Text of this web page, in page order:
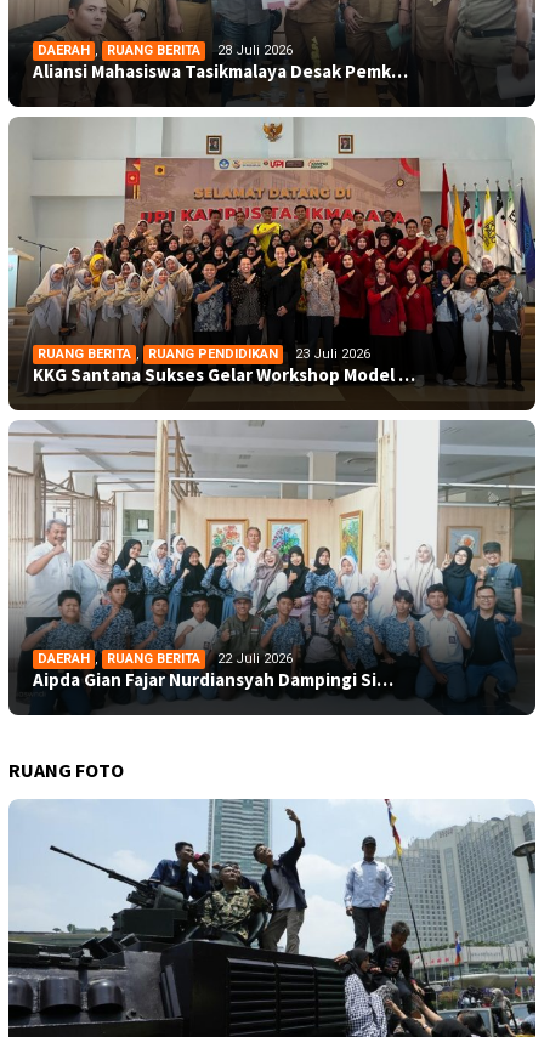
DAERAH , RUANG BERITA 28 Juli 2026
Aliansi Mahasiswa Tasikmalaya Desak Pemk…
RUANG BERITA , RUANG PENDIDIKAN 23 Juli 2026
KKG Santana Sukses Gelar Workshop Model …
DAERAH , RUANG BERITA 22 Juli 2026
Aipda Gian Fajar Nurdiansyah Dampingi Si…
RUANG FOTO